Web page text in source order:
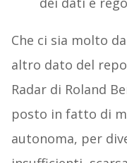
Che ci sia molto
altro dato del
Radar di Roland
posto in fatto di
autonoma, per